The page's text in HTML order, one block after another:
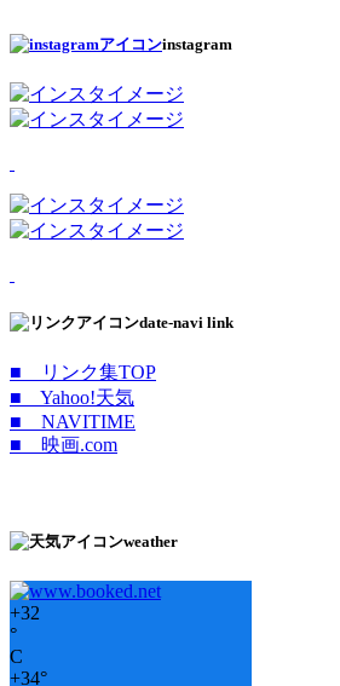
instagram
date-navi link
■ リンク集TOP
■ Yahoo!天気
■ NAVITIME
■ 映画.com
weather
+32
°
C
+34°